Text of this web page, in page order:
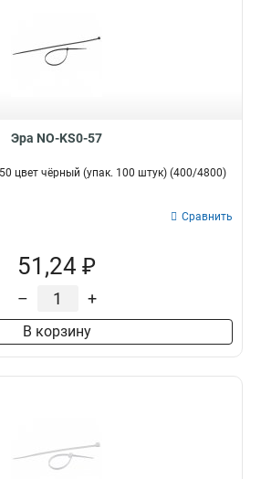
Эра NO-KS0-57
цвет чёрный (упак. 100 штук) (400/4800)
Сравнить
51,24 ₽
– +
В корзину